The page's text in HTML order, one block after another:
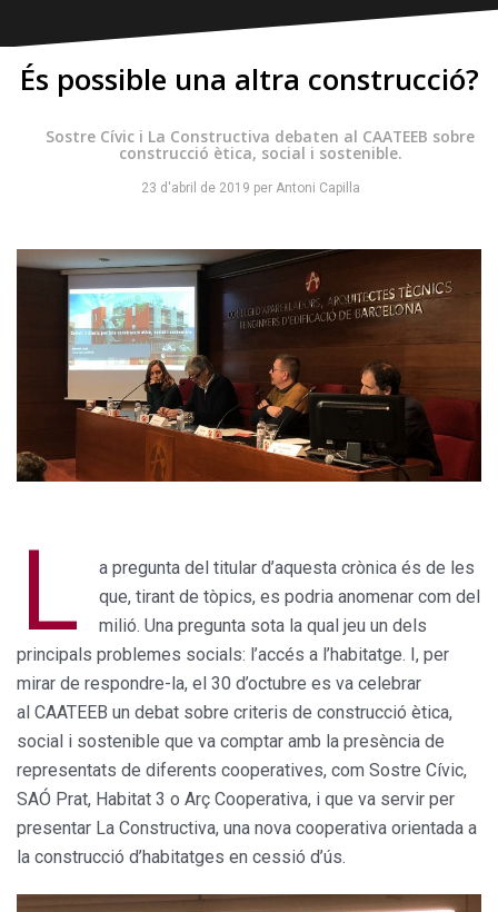
És possible una altra construcció?
Sostre Cívic i La Constructiva debaten al CAATEEB sobre
construcció ètica, social i sostenible.
23 d'abril de 2019 per Antoni Capilla
L
a pregunta del titular d’aquesta crònica és de les
que, tirant de tòpics, es podria anomenar com del
milió. Una pregunta sota la qual jeu un dels
principals problemes socials: l’accés a l’habitatge. I, per
mirar de respondre-la, el 30 d’octubre es va celebrar
al CAATEEB un debat sobre criteris de construcció ètica,
social i sostenible que va comptar amb la presència de
representats de diferents cooperatives, com Sostre Cívic,
SAÓ Prat, Habitat 3 o Arç Cooperativa, i que va servir per
presentar La Constructiva, una nova cooperativa orientada a
la construcció d’habitatges en cessió d’ús.